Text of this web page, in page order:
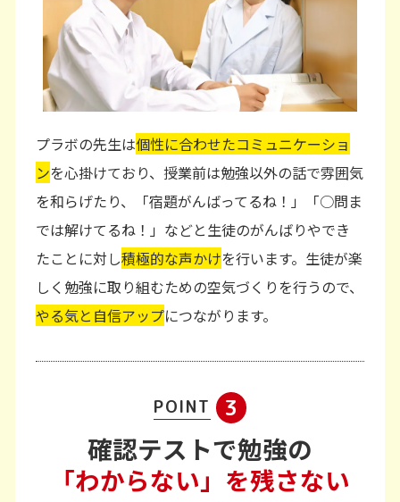
プラボの先生は個性に合わせたコミュニケーショ
ンを心掛けており、授業前は勉強以外の話で雰囲気
を和らげたり、「宿題がんばってるね！」「○問ま
では解けてるね！」などと生徒のがんばりやでき
たことに対し積極的な声かけを行います。生徒が楽
しく勉強に取り組むための空気づくりを行うので、
やる気と自信アップにつながります。
POINT 3
確認テストで勉強の
「わからない」を残さない